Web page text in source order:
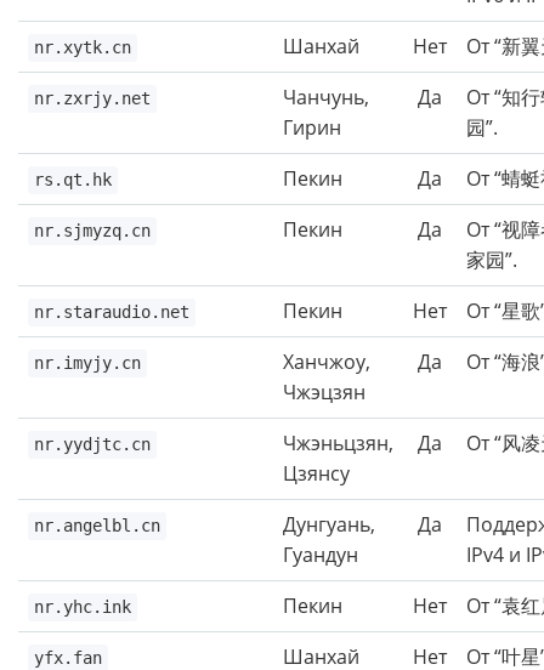
nr.xytk.cn Шанхай Нет От “新
nr.zxrjy.net
Чанчунь,
Гирин
Да
От “知
园”.
rs.qt.hk Пекин Да От “蜻
nr.sjmyzq.cn Пекин Да
От “视
家园”.
nr.staraudio.net Пекин Нет От “星歌
nr.imyjy.cn
Ханчжоу,
Чжэцзян
Да От “海浪
nr.yydjtc.cn
Чжэньцзян,
Цзянсу
Да От “风
nr.angelbl.cn
Дунгуань,
Гуандун
Да
IPv4 и
nr.yhc.ink Пекин Нет От “袁红
yfx.fan Шанхай Нет От “叶星